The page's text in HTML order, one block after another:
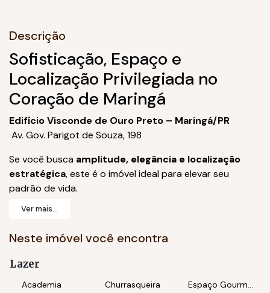
Descrição
Sofisticação, Espaço e
Localização Privilegiada no
Coração de Maringá
Edifício Visconde de Ouro Preto – Maringá/PR
Av. Gov. Parigot de Souza, 198
Se você busca amplitude, elegância e localização
estratégica, este é o imóvel ideal para elevar seu
padrão de vida.
Logo ao entrar, você se impressiona com a
excelente iluminação natural— um espaço perfeito
simplesmente relaxar com conforto e sofisticação.
Ver mais...
Neste imóvel você encontra
Lazer
Academia Churrasqueira
Espaço Gourmet